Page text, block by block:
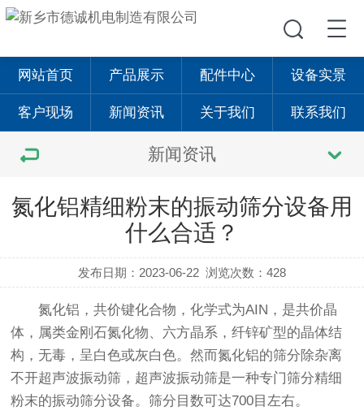
网站首页 产品展示 配件中心 设备实景
客户现场 新闻资讯 关于我们 联系我们
新闻资讯
氮化铝精细粉末的振动筛分设备用
什么合适？
发布日期：2023-06-22 浏览次数：428
氮化铝，共价键化合物，化学式为AIN，是共价晶
体，属类金刚石氮化物、六方晶系，纤锌矿型的晶体结
构，无毒，呈白色或灰白色。然而氮化铝的筛分除杂离
不开超声波振动筛 ， 超声波振动筛是一种专门筛分精细
粉末的振动筛分设备。筛分目数可达700目左右。